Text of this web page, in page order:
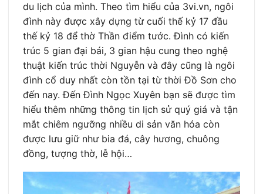
du lịch của mình. Theo tìm hiểu của 3vi.vn, ngôi
đình này được xây dựng từ cuối thế kỷ 17 đầu
thế kỷ 18 để thờ Thần điểm tước. Đình có kiến
trúc 5 gian đại bái, 3 gian hậu cung theo nghệ
thuật kiến trúc thời Nguyễn và đây cũng là ngôi
đình cổ duy nhất còn tồn tại từ thời Đồ Sơn cho
đến nay. Đến Đình Ngọc Xuyên bạn sẽ được tìm
hiểu thêm những thông tin lịch sử quý giá và tận
mắt chiêm ngưỡng nhiều di sản văn hóa còn
được lưu giữ như bia đá, cây hương, chuông
đồng, tượng thờ, lễ hội…